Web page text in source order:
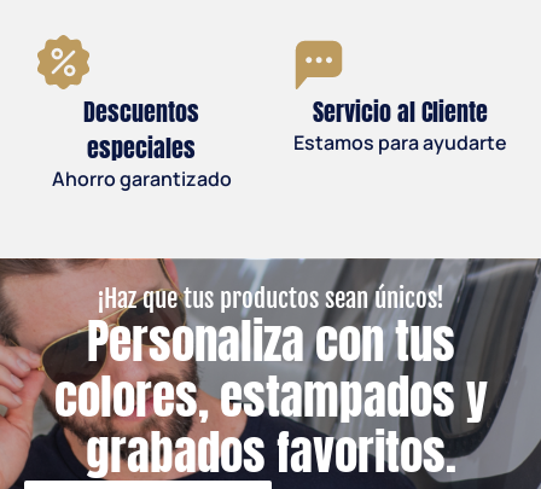
Descuentos
especiales
Ahorro garantizado
Servicio al Cliente
Estamos para ayudarte
¡Haz que tus productos sean únicos!
Personaliza con tus
colores, estampados y
grabados favoritos.